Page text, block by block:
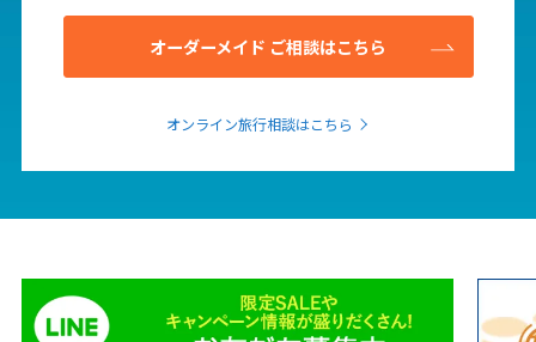
オーダーメイド ご相談はこちら
オンライン旅行相談はこちら